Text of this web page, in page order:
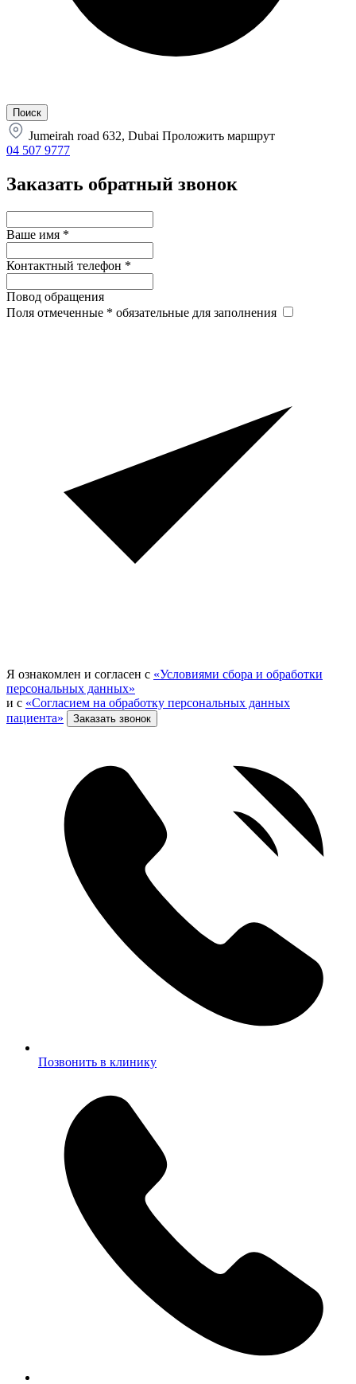
Jumeirah road 632, Dubai Проложить маршрут
04 507 9777
Заказать обратный звонок
Ваше имя *
Контактный телефон *
Повод обращения
Поля отмеченные * обязательные для заполнения
Я ознакомлен и согласен с «Условиями сбора и обработки
персональных данных»
и с «Согласием на обработку персональных данных
пациента»
Заказать звонок
Позвонить в клинику